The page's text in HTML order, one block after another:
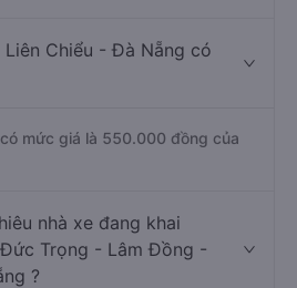
Liên Chiểu - Đà Nẵng có
mức giá là 550.000 đồng của
nhà xe đang khai
Trọng - Lâm Đồng -
?